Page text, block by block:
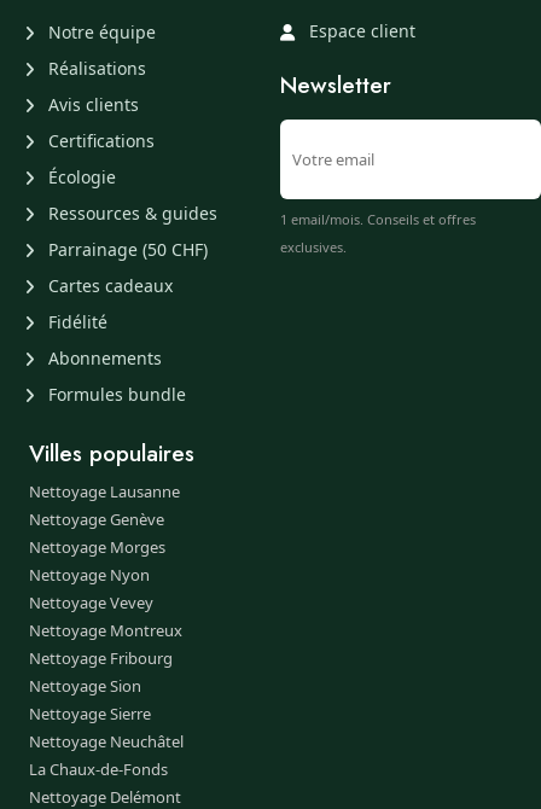
Notre équipe
Réalisations
Avis clients
Certifications
Écologie
Ressources & guides
Parrainage (50 CHF)
Cartes cadeaux
Fidélité
Abonnements
Formules bundle
Espace client
Newsletter
1 email/mois. Conseils et offres
exclusives.
Villes populaires
Nettoyage Lausanne
Nettoyage Genève
Nettoyage Morges
Nettoyage Nyon
Nettoyage Vevey
Nettoyage Montreux
Nettoyage Fribourg
Nettoyage Sion
Nettoyage Sierre
Nettoyage Neuchâtel
La Chaux-de-Fonds
Nettoyage Delémont